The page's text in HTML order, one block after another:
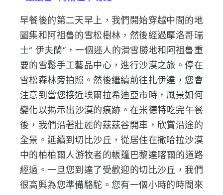
早餐後的第二天早上， 我們開始穿越中間的地
圖集和阿祖魯的雪松樹林， 然後經過摩洛哥瑞
士“ 伊夫蘭”，一個迷人的滑雪勝地和阿祖魯重
要的雪鬆手工藝品中心，進行沙漠之旅。停在
雪松森林旁拍照。然後繼續前往扎伊達，您會
注意到當您接近埃爾拉希迪亞市時，風景如何
變化以揭示出沙漠的痕跡。在米德特吃完午餐
後， 我們沿著壯麗的茲茲谷開車，欣賞沿途的
全景。延續到切比沙丘，從居住在撒哈拉沙漠
中的柏柏爾人游牧者的帳篷巴黎達喀爾的道路
經過。一旦您到達了受歡迎的切比沙丘，我們
很高興為您準備駱駝。 您有一個小時的時間來